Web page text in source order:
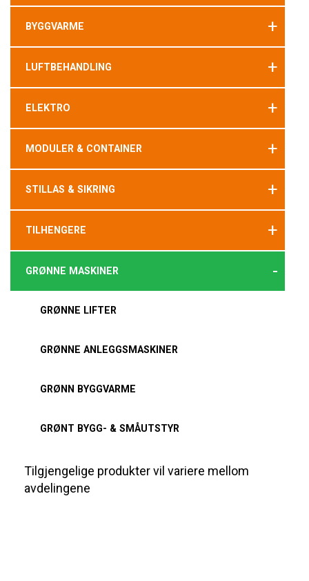
BYGGVARME +
LUFTBEHANDLING +
ELEKTRO +
MODULER & CONTAINER +
STILLAS & SIKRING +
TILHENGERE +
GRØNNE MASKINER -
GRØNNE LIFTER
GRØNNE ANLEGGSMASKINER
GRØNN BYGGVARME
GRØNT BYGG- & SMÅUTSTYR
Tilgjengelige produkter vil variere mellom
avdelingene